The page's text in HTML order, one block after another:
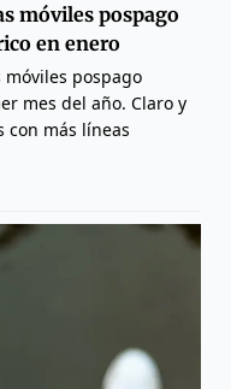
móviles pospago
en enero
pospago
mes del año. Claro y
con más líneas